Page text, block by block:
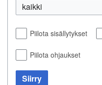
kaikki
Piilota sisällytykset
Piilota ohjaukset
Siirry